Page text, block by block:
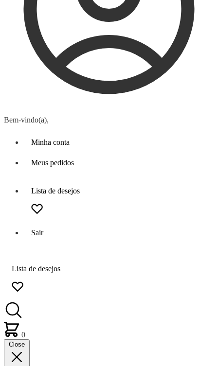
Bem-vindo(a),
Minha conta
Meus pedidos
Lista de desejos
Sair
Lista de desejos
0
Close